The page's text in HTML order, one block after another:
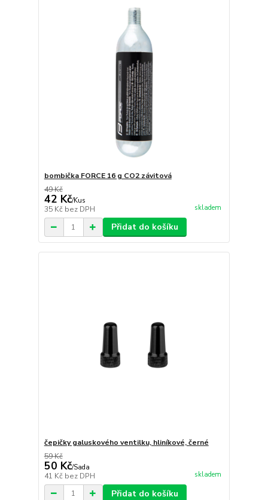
bombička FORCE 16 g CO2 závitová
49 Kč
42 Kč/Kus
35 Kč bez DPH skladem
Přidat do košíku
čepičky galuskového ventilku, hliníkové, černé
59 Kč
50 Kč/Sada
41 Kč bez DPH skladem
Přidat do košíku